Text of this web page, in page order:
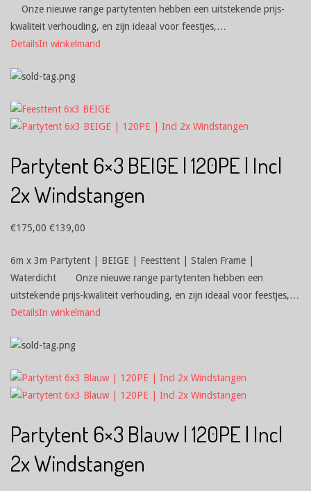
Onze nieuwe range partytenten hebben een uitstekende prijs-
kwaliteit verhouding, en zijn ideaal voor feestjes,…
DetailsIn winkelmand
Partytent 6×3 BEIGE | 120PE | Incl
2x Windstangen
€175,00 €139,00
6m x 3m Partytent | BEIGE | Feesttent | Stalen Frame |
Waterdicht Onze nieuwe range partytenten hebben een
uitstekende prijs-kwaliteit verhouding, en zijn ideaal voor feestjes,…
DetailsIn winkelmand
Partytent 6×3 Blauw | 120PE | Incl
2x Windstangen